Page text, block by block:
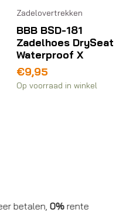
Zadelovertrekken
BBB BSD-181
Zadelhoes DrySeat
Waterproof X
€9,95
Op voorraad in winkel
0%rente